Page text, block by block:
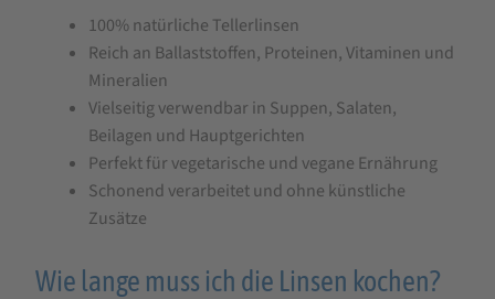
100% natürliche Tellerlinsen
Reich an Ballaststoffen, Proteinen, Vitaminen und
Mineralien
Vielseitig verwendbar in Suppen, Salaten,
Beilagen und Hauptgerichten
Perfekt für vegetarische und vegane Ernährung
Schonend verarbeitet und ohne künstliche
Zusätze
Wie lange muss ich die Linsen kochen?